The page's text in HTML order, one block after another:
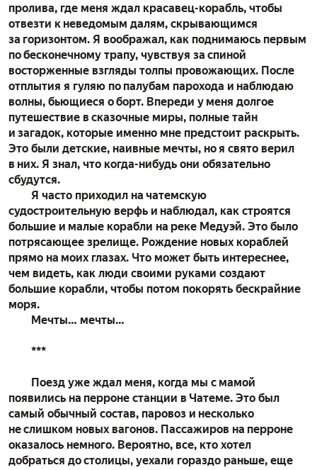
пролива, где меня ждал красавец-корабль, чтобы
отвезти к неведомым далям, скрывающимся
за горизонтом. Я воображал, как поднимаюсь первым
по бесконечному трапу, чувствуя за спиной
восторженные взгляды толпы провожающих. После
отплытия я гуляю по палубам парохода и наблюдаю
волны, бьющиеся о борт. Впереди у меня долгое
путешествие в сказочные миры, полные тайн
и загадок, которые именно мне предстоит раскрыть.
Это были детские, наивные мечты, но я свято верил
в них. Я знал, что когда-нибудь они обязательно
сбудутся.
Я часто приходил на чатемскую
судостроительную верфь и наблюдал, как строятся
большие и малые корабли на реке Медуэй. Это было
потрясающее зрелище. Рождение новых кораблей
прямо на моих глазах. Что может быть интереснее,
чем видеть, как люди своими руками создают
большие корабли, чтобы потом покорять бескрайние
моря.
Мечты… мечты…
***
Поезд уже ждал меня, когда мы с мамой
появились на перроне станции в Чатеме. Это был
самый обычный состав, паровоз и несколько
не слишком новых вагонов. Пассажиров на перроне
оказалось немного. Вероятно, все, кто хотел
добраться до столицы, уехали гораздо раньше, еще